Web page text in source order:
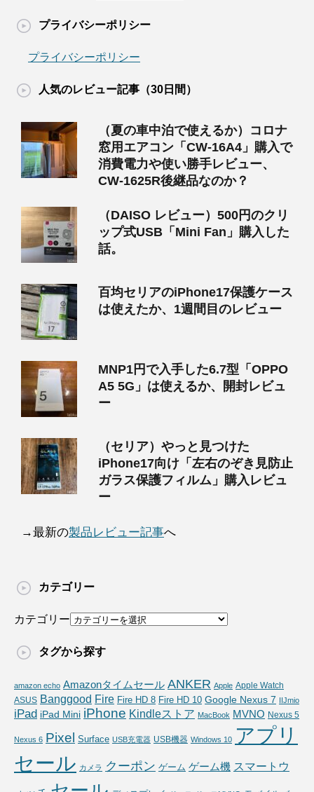
プライバシーポリシー
プライバシーポリシー
人気のレビュー記事（30日間）
（夏の車中泊で使えるか）コロナ
窓用エアコン「CW-16A4」購入で
消費電力や使い勝手レビュー、
CW-1625R後継品なのか？
（DAISO レビュー）500円のクリ
ップ式USB「Mini Fan」購入した
話。
百均セリアのiPhone17保護ケース
は使えたか、1週間目のレビュー
MNP1円で入手した6.7型「OPPO
A5 5G」は使えるか、開封レビュ
ー
（セリア）やっと見つけた
iPhone17向け「左右のぞき見防止
ガラス保護フィルム」購入レビュ
ー
→最新の製品レビュー記事へ
カテゴリー
カテゴリー
タグから探す
amazon echo Amazonタイムセール ANKER Apple Apple Watch
ASUS Banggood Fire Fire HD 8 Fire HD 10 Google Nexus 7 IIJmio
iPad iPad Mini iPhone Kindleストア MacBook MVNO Nexus 5
Nexus 6 Pixel Surface USB充電器 USB機器 Windows 10 アプリ
セール カメラ クーポン ゲーム ゲーム機 スマートウ